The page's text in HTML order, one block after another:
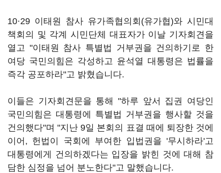
10·29 이태원 참사 유가족협의회(유가협)와 시민대
책회의 및 각계 시민단체 대표자가 이날 기자회견을
열고 "이태원 참사 특별법 거부권을 건의하기로 한
여당 국민의힘은 각성하고 윤석열 대통령은 법률을
즉각 공포하라"고 밝혔습니다.
이들은 기자회견문을 통해 "하루 앞서 집권 여당인
국민의힘은 대통령에 특별법 거부권을 행사할 것을
건의했다"며 "지난 9일 본회의 표결 때에 퇴장한 것에
이어, 헌법이 국회에 부여한 입법권을 '무시하라'고
대통령에게 건의하겠다는 입장을 밝힌 것에 대해 참
담한 심정을 넘어 분노한다"고 말했습니다.